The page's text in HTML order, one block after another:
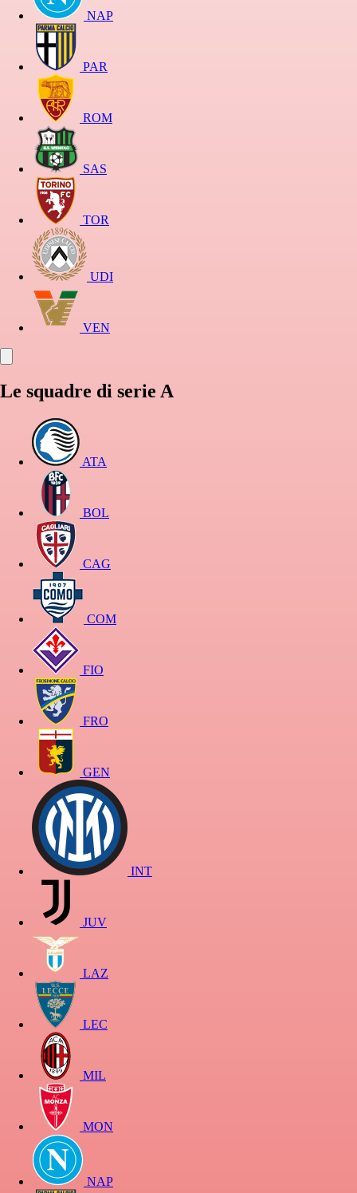
NAP
PAR
ROM
SAS
TOR
UDI
VEN
Le squadre di serie A
ATA
BOL
CAG
COM
FIO
FRO
GEN
INT
JUV
LAZ
LEC
MIL
MON
NAP